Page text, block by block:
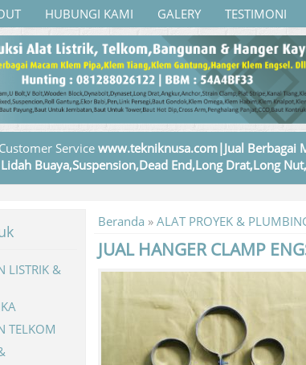
HUBUNGI KAMI GALERY
TESTIMONI
Service www.tekniknusa.com|Jual Berbagai
Buaya,Suspension,Dead End,Long Drat,Long
Beranda » ALAT PROYEK &
JUAL HANGER CLAMP
LISTRIK &
TELKOM